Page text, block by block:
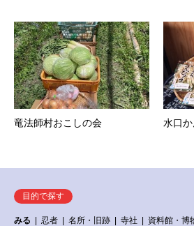
竜法師村おこしの会 水口か
目的で探す
みる 忍者 名所・旧跡 寺社
資料館・博